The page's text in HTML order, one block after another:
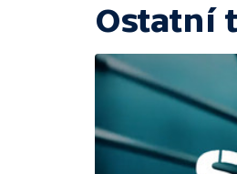
Ostatní